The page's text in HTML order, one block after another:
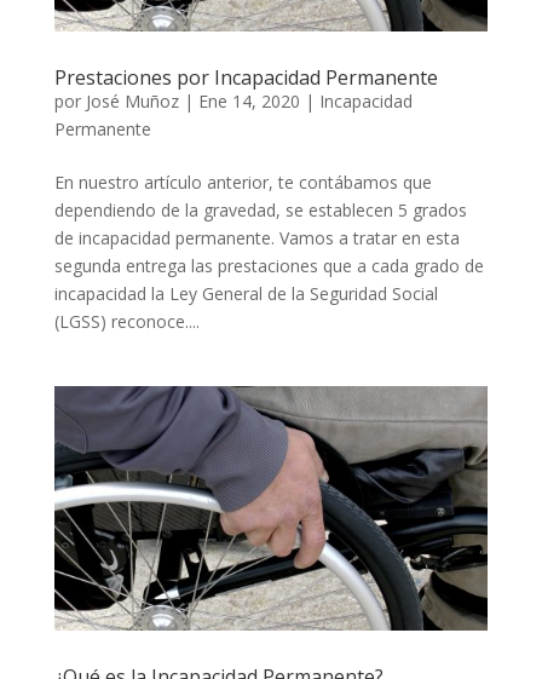
Prestaciones por Incapacidad Permanente
por José Muñoz| Ene 14, 2020 | Incapacidad
Permanente
En nuestro artículo anterior, te contábamos que
dependiendo de la gravedad, se establecen 5 grados
de incapacidad permanente. Vamos a tratar en esta
segunda entrega las prestaciones que a cada grado de
incapacidad la Ley General de la Seguridad Social
(LGSS) reconoce....